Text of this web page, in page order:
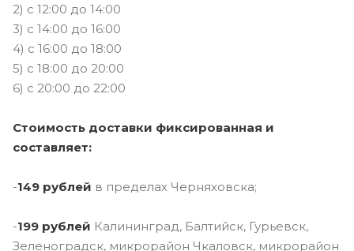
2) с 12:00 до 14:00
3) с 14:00 до 16:00
4) с 16:00 до 18:00
5) с 18:00 до 20:00
6) с 20:00 до 22:00
Стоимость доставки фиксированная и
составляет:
-149 рублей в пределах Черняховска;
-199 рублей Калининград, Балтийск, Гурьевск,
Зеленоградск, микрорайон Чкаловск, микрорайон